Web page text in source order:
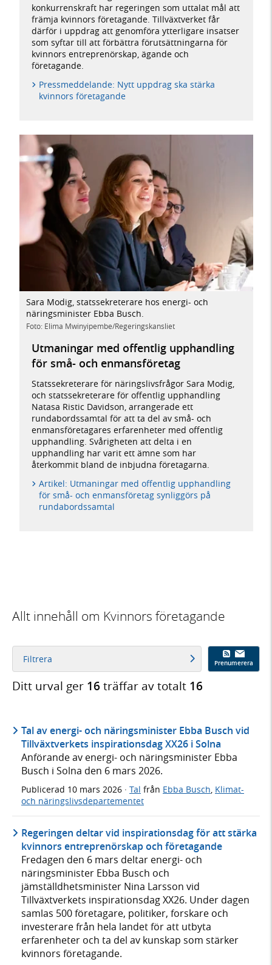
konkurrenskraft har regeringen som uttalat mål att
främja kvinnors företagande. Tillväxtverket får
därför i uppdrag att genomföra ytterligare insatser
som syftar till att förbättra förutsättningarna för
kvinnors entreprenörskap, ägande och
företagande.
Pressmeddelande: Nytt uppdrag ska stärka
kvinnors företagande
Sara Modig, statssekreterare hos energi- och
näringsminister Ebba Busch.
Foto: Elima Mwinyipembe/Regeringskansliet
Utmaningar med offentlig upphandling
för små- och enmansföretag
Statssekreterare för näringslivsfrågor Sara Modig,
och statssekreterare för offentlig upphandling
Natasa Ristic Davidson, arrangerade ett
rundabordssamtal för att ta del av små- och
enmansföretagares erfarenheter med offentlig
upphandling. Svårigheten att delta i en
upphandling har varit ett ämne som har
återkommit bland de inbjudna företagarna.
Artikel: Utmaningar med offentlig upphandling
för små- och enmansföretag synliggörs på
rundabordssamtal
Allt innehåll om Kvinnors företagande
Filtrera Prenumerera
Ditt urval ger 16 träffar av totalt 16
Tal av energi- och näringsminister Ebba Busch vid
Tillväxtverkets inspirationsdag XX26 i Solna
Anförande av energi- och näringsminister Ebba
Busch i Solna den 6 mars 2026.
Publicerad 10 mars 2026 · Tal från Ebba Busch, Klimat-
och näringslivsdepartementet
Regeringen deltar vid inspirationsdag för att stärka
kvinnors entreprenörskap och företagande
Fredagen den 6 mars deltar energi- och
näringsminister Ebba Busch och
jämställdhetsminister Nina Larsson vid
Tillväxtverkets inspirationsdag XX26. Under dagen
samlas 500 företagare, politiker, forskare och
investerare från hela landet för att utbyta
erfarenheter och ta del av kunskap som stärker
kvinnors företagande.